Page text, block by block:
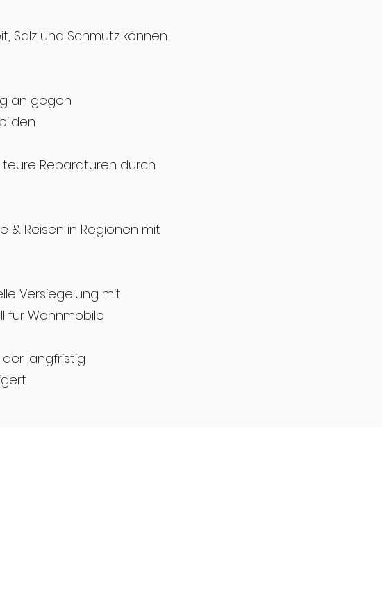
Salz und Schmutz können
an gegen
Reparaturen durch
& Reisen in Regionen mit
Versiegelung mit
für Wohnmobile
der langfristig